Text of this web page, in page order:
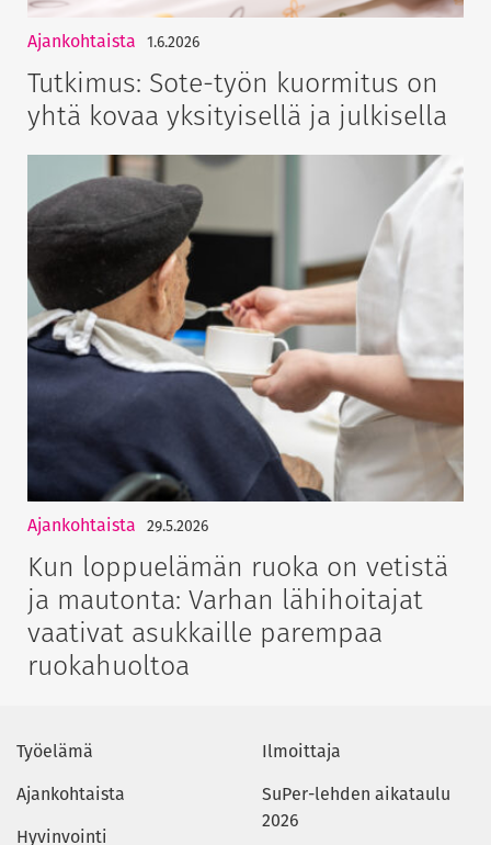
Ajankohtaista 1.6.2026
Tutkimus: Sote-työn kuormitus on
yhtä kovaa yksityisellä ja julkisella
Ajankohtaista 29.5.2026
Kun loppuelämän ruoka on vetistä
ja mautonta: Varhan lähihoitajat
vaativat asukkaille parempaa
ruokahuoltoa
Työelämä
Ajankohtaista
Hyvinvointi
Ilmoittaja
SuPer-lehden aikataulu
2026